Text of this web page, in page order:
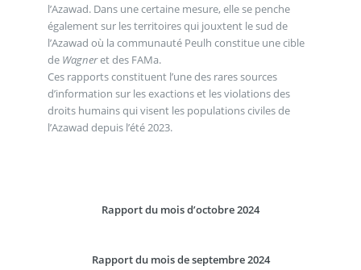
l’Azawad. Dans une certaine mesure, elle se penche
également sur les territoires qui jouxtent le sud de
l’Azawad où la communauté Peulh constitue une cible
de Wagneret des FAMa.
Ces rapports constituent l’une des rares sources
d’information sur les exactions et les violations des
droits humains qui visent les populations civiles de
l’Azawad depuis l’été 2023.
Rapport du mois d’octobre 2024
Rapport du mois de septembre 2024